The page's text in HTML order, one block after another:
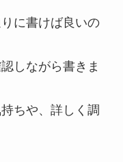
に書けば良いの
しながら書きま
ちや、詳しく調